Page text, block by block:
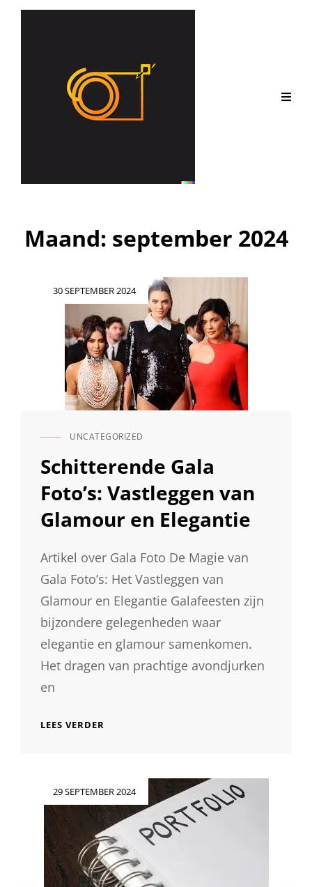
Maand: september 2024
30 SEPTEMBER 2024
CAT
UNCATEGORIZED
Schitterende Gala
Foto’s: Vastleggen van
Glamour en Elegantie
Artikel over Gala Foto De Magie van
Gala Foto’s: Het Vastleggen van
Glamour en Elegantie Galafeesten zijn
bijzondere gelegenheden waar
elegantie en glamour samenkomen.
Het dragen van prachtige avondjurken
en
LEES VERDER
GLAMOUR
EN
ELEGANTIE
29 SEPTEMBER 2024